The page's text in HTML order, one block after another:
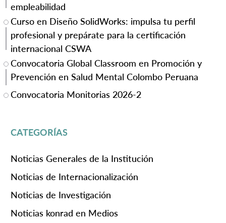
empleabilidad
Curso en Diseño SolidWorks: impulsa tu perfil
profesional y prepárate para la certificación
internacional CSWA
Convocatoria Global Classroom en Promoción y
Prevención en Salud Mental Colombo Peruana
Convocatoria Monitorias 2026-2
CATEGORÍAS
Noticias Generales de la Institución
Noticias de Internacionalización
Noticias de Investigación
Noticias konrad en Medios